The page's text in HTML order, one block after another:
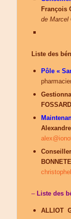
François
de Marcel
Liste des
Pôle «
– Liste des
ALLIOT